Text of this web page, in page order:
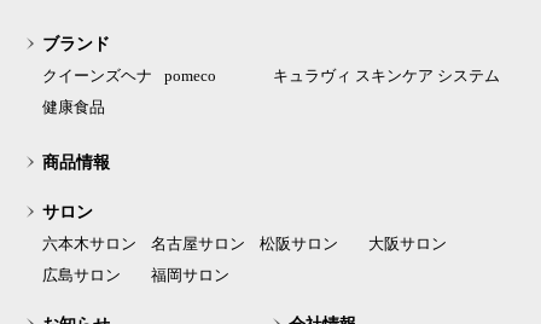
ブランド
クイーンズヘナ
pomeco
キュラヴィ スキンケア システム
健康食品
商品情報
サロン
六本木サロン
名古屋サロン 松阪サロン
大阪サロン
広島サロン
福岡サロン